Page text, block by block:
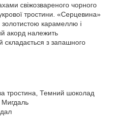
свіжозвареного чорного
тростини. «Серцевина»
золотистою карамеллю і
акорд належить
складається з запашного
тростина, Темний шоколад